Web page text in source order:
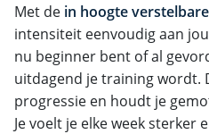
Met de in hoogte
intensiteit eenvoudig aan
nu beginner bent of al
uitdagend je training wordt.
progressie en houdt je
Je voelt je elke week sterker